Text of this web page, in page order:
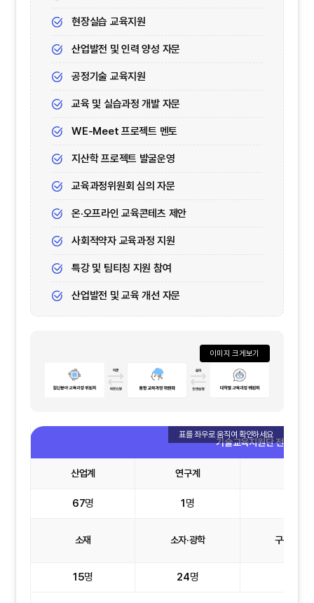
현장실습 교육지원
산업발전 및 인력 양성 자문
공정기술 교육지원
교육 및 실습과정 개발 자문
WE-Meet 프로젝트 멘토
지산학 프로젝트 발굴운영
교육과정위원회 심의 자문
온·오프라인 교육콘테츠 제안
사회적약자 교육과정 지원
특강 및 팀티칭 지원 참여
산업발전 및 교육 개선 자문
이미지 크게보기
기술교육지원단 전문 위
산업계 연구계
67명 1명
소재 소자·광학 구동·시스
15명 24명